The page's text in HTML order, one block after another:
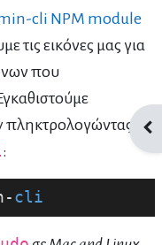
cli NPM module
τις εικόνες μας για
που
τα
:
cli